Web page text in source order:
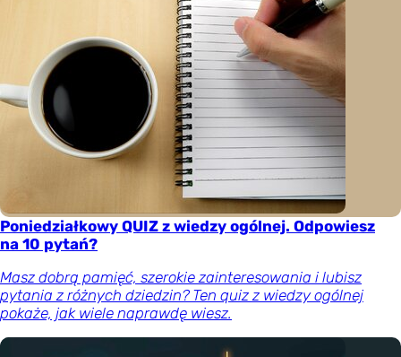
Poniedziałkowy QUIZ z wiedzy ogólnej. Odpowiesz
na 10 pytań?
Masz dobrą pamięć, szerokie zainteresowania i lubisz
pytania z różnych dziedzin? Ten quiz z wiedzy ogólnej
pokaże, jak wiele naprawdę wiesz.